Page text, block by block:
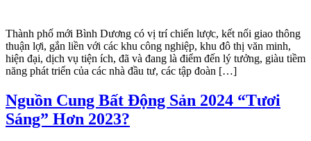
Thành phố mới Bình Dương có vị trí chiến lược, kết nối giao thông
thuận lợi, gắn liền với các khu công nghiệp, khu đô thị văn minh,
hiện đại, dịch vụ tiện ích, đã và đang là điểm đến lý tưởng, giàu tiềm
năng phát triển của các nhà đầu tư, các tập đoàn […]
Nguồn Cung Bất Động Sản 2024 “Tươi
Sáng” Hơn 2023?